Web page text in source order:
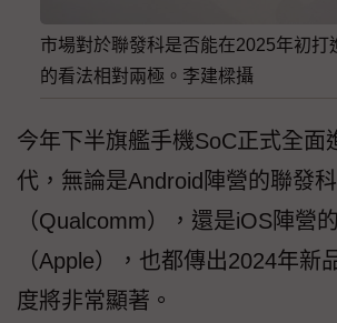
市場對於聯發科是否能在2025年初打
的看法相對兩極。李建樑攝
今年下半旗艦手機SoC正式全面
代，無論是Android陣營的聯發
（Qualcomm），還是iOS陣營
（Apple），也都傳出2024年新
度將非常顯著。